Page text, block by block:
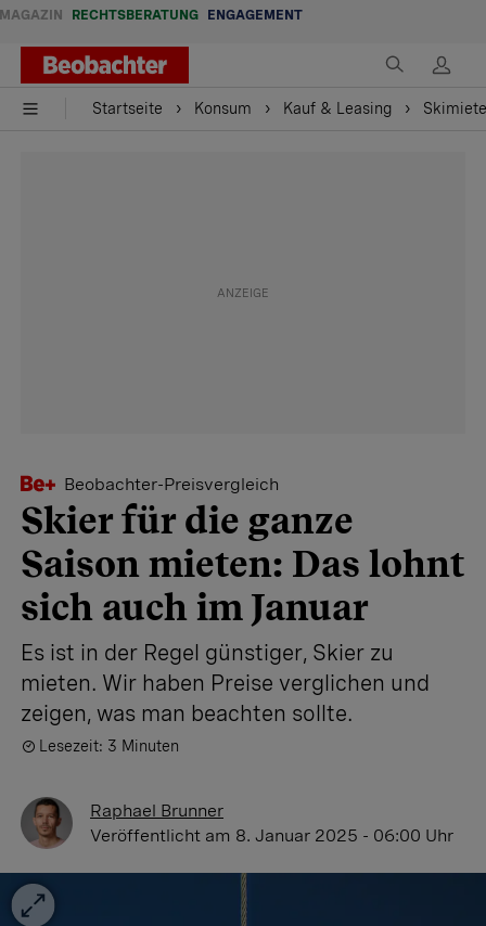
MAGAZIN RECHTSBERATUNG ENGAGEMENT
Startseite Konsum Kauf & Leasing
Beobachter-Preisvergleich
Skier für die ganze
Saison mieten: Das lohnt
sich auch im Januar
Es ist in der Regel günstiger, Skier zu
mieten. Wir haben Preise verglichen und
zeigen, was man beachten sollte.
Lesezeit: 3 Minuten
Raphael Brunner
Veröffentlicht am 8. Januar 2025 - 06:00 Uhr